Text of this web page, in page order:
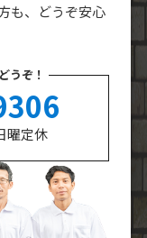
も、どうぞ安心
うぞ！
曜定休